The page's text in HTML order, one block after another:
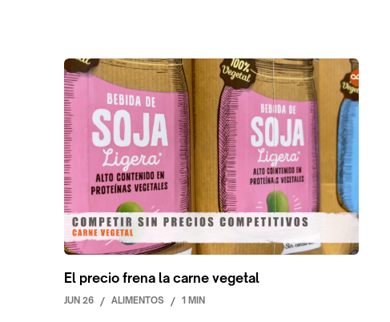
El precio frena la carne vegetal
JUN 26 / ALIMENTOS / 1 MIN